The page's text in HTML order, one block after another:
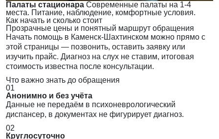
Палаты стационара Современные палаты на 1-4
места. Питание, наблюдение, комфортные условия.
Как начать и сколько стоит
Прозрачные цены и понятный маршрут обращения
Начать помощь в Каменск-Шахтинском можно прямо с
этой страницы — позвонить, оставить заявку или
изучить прайс. Диагноз на слух не ставим, итоговая
стоимость известна после консультации.
Что важно знать до обращения
01
Анонимно и без учёта
Данные не передаём в психоневрологический
диспансер, в документах не фигурирует диагноз.
02
Круглосуточно